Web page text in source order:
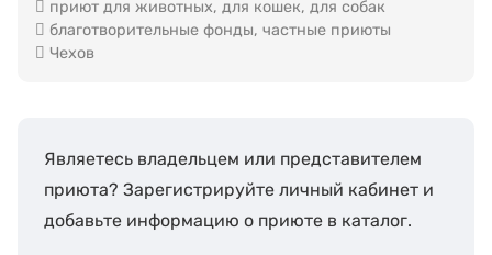
приют для животных, для кошек, для собак
благотворительные фонды, частные приюты
Чехов
Являетесь владельцем или представителем
приюта? Зарегистрируйте личный кабинет и
добавьте информацию о приюте в каталог.